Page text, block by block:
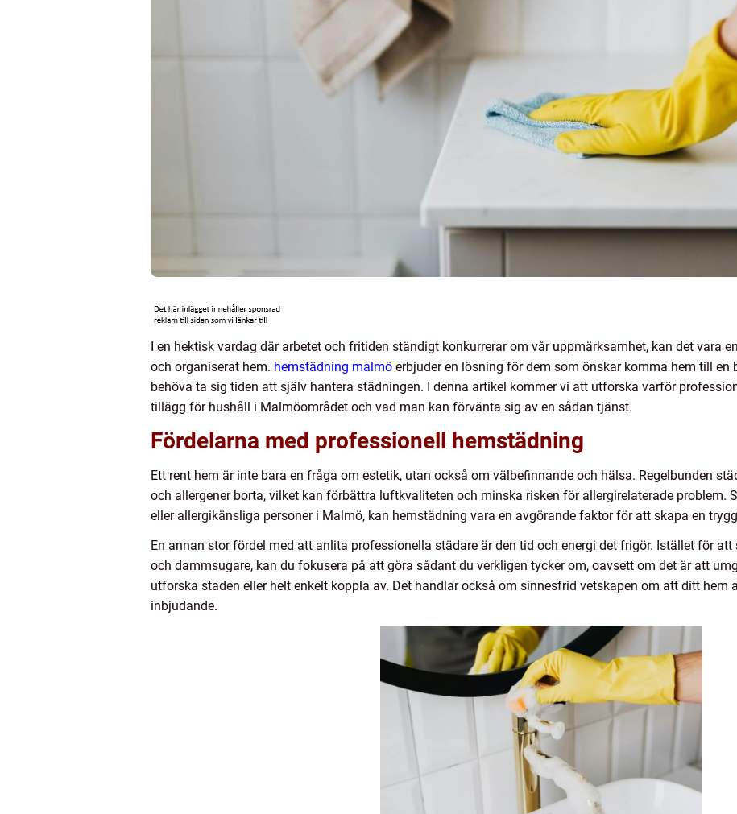
I en hektisk vardag där arbetet och fritiden ständigt konkurrerar om vår uppmärksamhet, kan det vara
och organiserat hem. hemstädning malmö erbjuder en lösning för dem som önskar komma hem till
behöva ta sig tiden att själv hantera städningen. I denna artikel kommer vi att utforska varför
tillägg för hushåll i Malmöområdet och vad man kan förvänta sig av en sådan tjänst.
Fördelarna med professionell hemstädning
Ett rent hem är inte bara en fråga om estetik, utan också om välbefinnande och hälsa. Regelbunden
och allergener borta, vilket kan förbättra luftkvaliteten och minska risken för allergirelaterade problem.
eller allergikänsliga personer i Malmö, kan hemstädning vara en avgörande faktor för att skapa en
En annan stor fördel med att anlita professionella städare är den tid och energi det frigör. Istället för
och dammsugare, kan du fokusera på att göra sådant du verkligen tycker om, oavsett om det är att
utforska staden eller helt enkelt koppla av. Det handlar också om sinnesfrid vetskapen om att ditt hem
inbjudande.